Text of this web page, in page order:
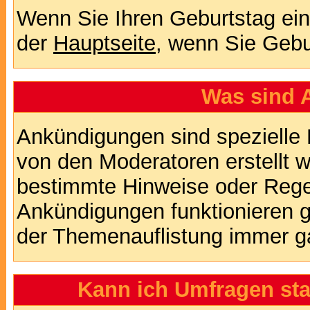
Wenn Sie Ihren Geburtstag
der Hauptseite, wenn Sie
Was sind
Ankündigungen sind
von den Moderatoren erstellt
bestimmte Hinweise oder
Ankündigungen funktionieren
der Themenauflistung immer
Kann ich Umfragen